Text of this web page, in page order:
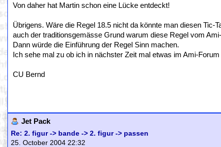
Von daher hat Martin schon eine Lücke entdeckt!
Übrigens. Wäre die Regel 18.5 nicht da könnte man diesen
auch der traditionsgemässe Grund warum diese Regel vom
Dann würde die Einführung der Regel Sinn machen.
Ich sehe mal zu ob ich in nächster Zeit mal etwas im Ami-
CU Bernd
Jet Pack
Re: 2. figur -> bande -> 2. figur -> passen
25. October 2004 22:32